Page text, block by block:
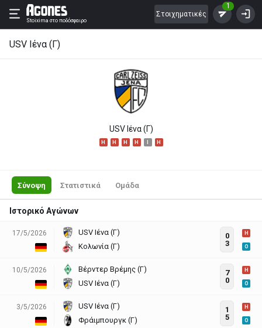
Stoixima στο ποδόσφαιρο
Στοιχηματικές
1
USV Ιένα (Γ)
USV Ιένα (Γ)
H H H H H
Σύνοψη Στατιστικά Ομάδα
Ιστορικό Αγώνων
17/5/2026
USV Ιένα (Γ)
Κολωνία (Γ)
0
3
H
O
10/5/2026
Βέρντερ Βρέμης (Γ)
USV Ιένα (Γ)
7
0
H
O
3/5/2026
USV Ιένα (Γ)
Φράιμπουργκ (Γ)
1
5
H
O